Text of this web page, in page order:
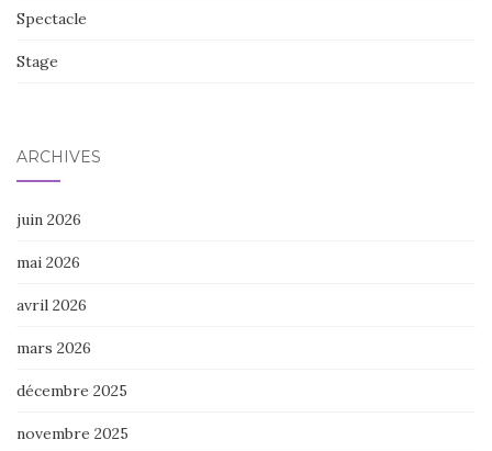
Spectacle
Stage
ARCHIVES
juin 2026
mai 2026
avril 2026
mars 2026
décembre 2025
novembre 2025